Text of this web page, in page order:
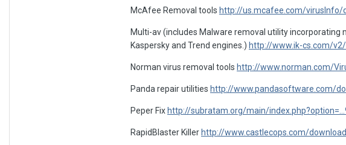
McAfee Removal tools http://us.mcafee.com/virusInfo/
Multi-av (includes Malware removal utility
Kaspersky and Trend engines.) http://www.ik-cs.com/
Norman virus removal tools http://www.norman.com/
Panda repair utilities http://www.pandasoftware.com/
Peper Fix http://subratam.org/main/
RapidBlaster Killer http://www.castlecops.com/